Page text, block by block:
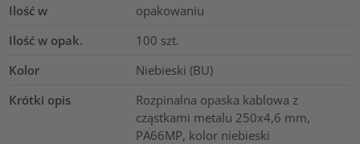
Ilość w
opakowaniu
Ilość w opak.
100 szt.
Kolor
Niebieski (BU)
Krótki opis
Rozpinalna opaska kablowa z
cząstkami metalu 250x4,6 mm,
PA66MP, kolor niebieski